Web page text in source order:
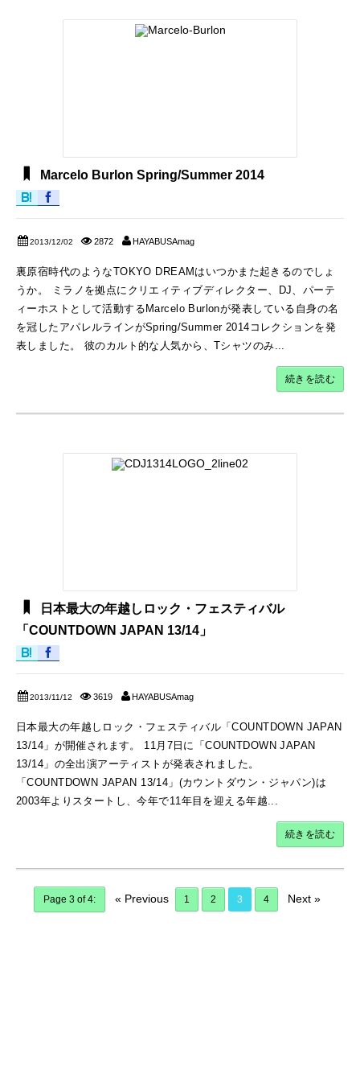
Marcelo Burlon Spring/Summer 2014
2013/12/02 2872 HAYABUSAmag
裏原宿時代のようなTOKYO DREAMはいつかまた起きるのでしょ
うか。 ミラノを拠点にクリエィティブディレクター、DJ、パーテ
ィーホストとして活動するMarcelo Burlonが発表している自身の名
を冠したアパレルラインがSpring/Summer 2014コレクションを発
表しました。 彼のカルト的な人気から、Tシャツのみ...
続きを読む
日本最大の年越しロック・フェスティバル
「COUNTDOWN JAPAN 13/14」
2013/11/12 3619 HAYABUSAmag
日本最大の年越しロック・フェスティバル「COUNTDOWN JAPAN
13/14」が開催されます。 11月7日に「COUNTDOWN JAPAN
13/14」の全出演アーティストが発表されました。
「COUNTDOWN JAPAN 13/14」(カウントダウン・ジャパン)は
2003年よりスタートし、今年で11年目を迎える年越...
続きを読む
Page 3 of 4: « Previous 1 2 3 4 Next »